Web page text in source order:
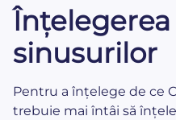
sinusurilor
Pentru a înțelege de ce
trebuie mai întâi să